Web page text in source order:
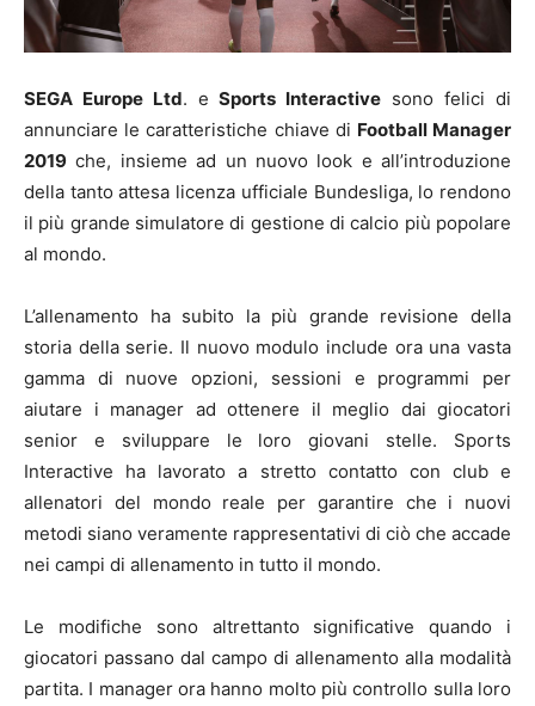
SEGA Europe Ltd. e Sports Interactive sono felici di
annunciare le caratteristiche chiave di Football Manager
2019 che, insieme ad un nuovo look e all’introduzione
della tanto attesa licenza ufficiale Bundesliga, lo rendono
il più grande simulatore di gestione di calcio più popolare
al mondo.
L’allenamento ha subito la più grande revisione della
storia della serie. Il nuovo modulo include ora una vasta
gamma di nuove opzioni, sessioni e programmi per
aiutare i manager ad ottenere il meglio dai giocatori
senior e sviluppare le loro giovani stelle. Sports
Interactive ha lavorato a stretto contatto con club e
allenatori del mondo reale per garantire che i nuovi
metodi siano veramente rappresentativi di ciò che accade
nei campi di allenamento in tutto il mondo.
Le modifiche sono altrettanto significative quando i
giocatori passano dal campo di allenamento alla modalità
partita. I manager ora hanno molto più controllo sulla loro